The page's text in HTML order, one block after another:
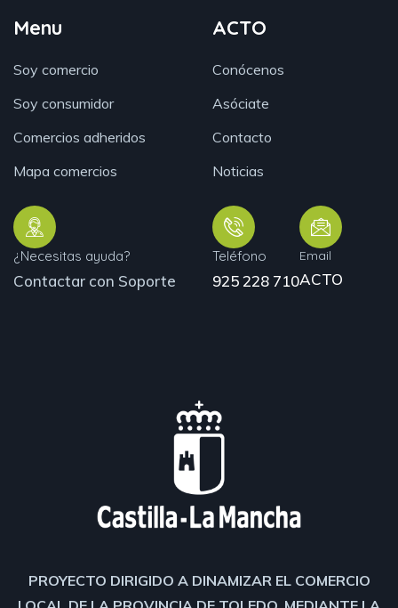
Menu
Soy comercio
Soy consumidor
Comercios adheridos
Mapa comercios
¿Necesitas ayuda?
Contactar con Soporte
ACTO
Conócenos
Asóciate
Contacto
Noticias
Teléfono
925 228 710
Email
ACTO
PROYECTO DIRIGIDO A DINAMIZAR EL COMERCIO